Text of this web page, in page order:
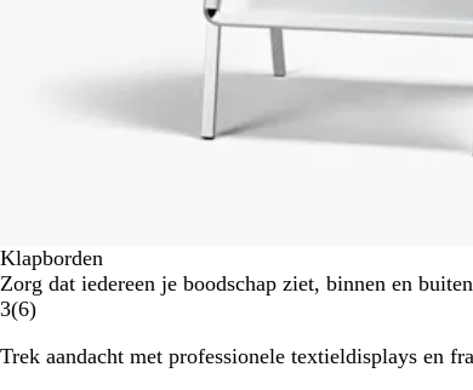
Klapborden
Zorg dat iedereen je boodschap ziet, binnen en
3(6)
Trek aandacht met professionele textieldisplays en